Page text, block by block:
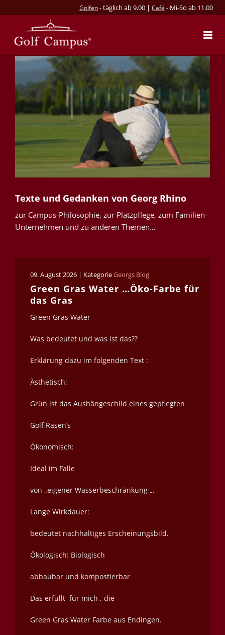
Golfen- täglich ab 9.00 | Café - Mi-So ab 11.00
Texte und Gedanken von Georg Rhino
zur Campus-Philosophie, zur Platzpflege, zum Familien-
Unternehmen und zu anderen Themen…
09. August 2026 | KategorieGeorgs Blog
Green Gras Water …Öko-Farbe für
das Gras
Green Gras Water
Was bedeutet und was ist das??
Erklärung dazu im folgenden Text :
Ästhetisch:
Grün ist das Aushängeschild eines gepflegten
Golf Rasen’s
Ökonomisch:
Ideal im Falle
von „eigener Wasserbeschränkung „.
Lange Wirkdauer:
bedeutet nachhaltiges Erscheinungsbild.
Ökologisch: Biologisch
abbaubar und kompostierbar
Das erfüllt für mich , die
Green Gras Water Farbe aus Endingen.